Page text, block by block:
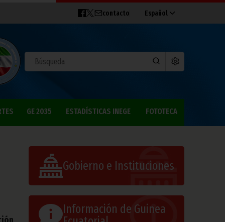
contacto Español
GE 2035 ESTADÍSTICAS INEGE FOTOTECA
Gobierno e Instituciones
Información de Guinea